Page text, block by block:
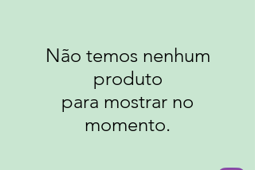
Não temos nenhum
produto
para mostrar no
momento.